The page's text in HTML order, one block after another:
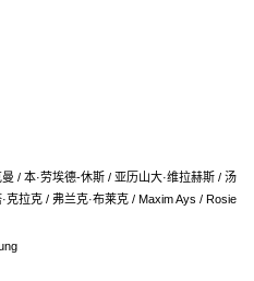
/ 本·劳埃德-休斯 / 亚历山大·维拉赫斯 / 汤
克拉克 / 弗兰克·布莱克 / Maxim Ays / Rosie